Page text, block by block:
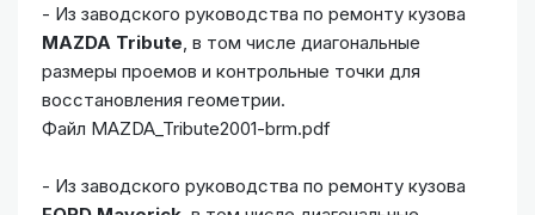
- Из заводского руководства по ремонту кузова
MAZDA Tribute , в том числе диагональные
размеры проемов и контрольные точки для
восстановления геометрии.
Файл MAZDA_Tribute2001-brm.pdf
- Из заводского руководства по ремонту кузова